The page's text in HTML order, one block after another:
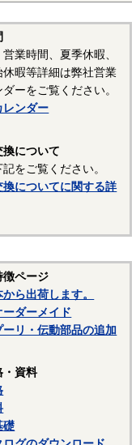
定温度）〇燃焼性
す。強靭な材料
自己潤滑性に優れ
械材料に最適な材
配慮しなければな
黒鉛粒子を均一
ープの表面に偏平
。面圧によるクリ
摩擦・摩耗性に優
造用機器部品に用
粋）
の状態です。鉄の
業時間、夏季休暇、
休暇等詳細は弊社営業
ーをご覧ください。
レンダー
換について
をご覧ください。
換についてに関する詳
徴ページ
ら出荷します。
ーダーメイド
ーリ・伝動部品の追加
・資料
礎